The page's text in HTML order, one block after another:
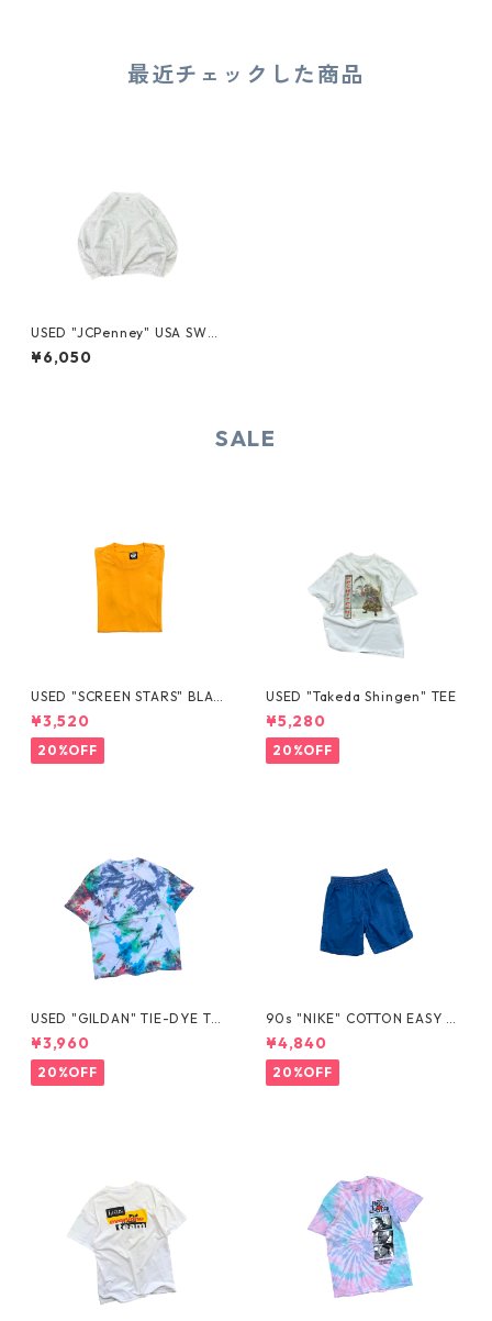
最近チェックした商品
USED "JCPenney" USA SWEA
T
¥6,050
SALE
USED "SCREEN STARS" BLAN
K TEE
¥3,520
20%OFF
USED "Takeda Shingen" TEE
¥5,280
20%OFF
USED "GILDAN" TIE-DYE TE
E
¥3,960
20%OFF
90s "NIKE" COTTON EASY S
HORTS
¥4,840
20%OFF